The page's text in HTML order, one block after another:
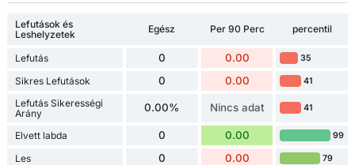
Lefutások és
Leshelyzetek
Egész Per 90 Perc percentil
Lefutás 0 0.00 35
Sikres Lefutások 0 0.00 41
Lefutás Sikerességi
Arány
0.00% Nincs adat 41
Elvett labda 0 0.00 99
Les 0 0.00 79